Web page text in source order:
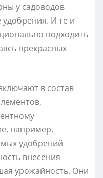
у садоводов
И те и
подходить
прекрасных
в состав
например,
удобрений
внесения
урожайность. Они